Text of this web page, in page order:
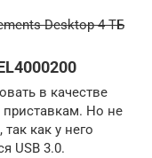
Desktop 4 ТБ
в качестве
Но не
как у него
USB 3.0.